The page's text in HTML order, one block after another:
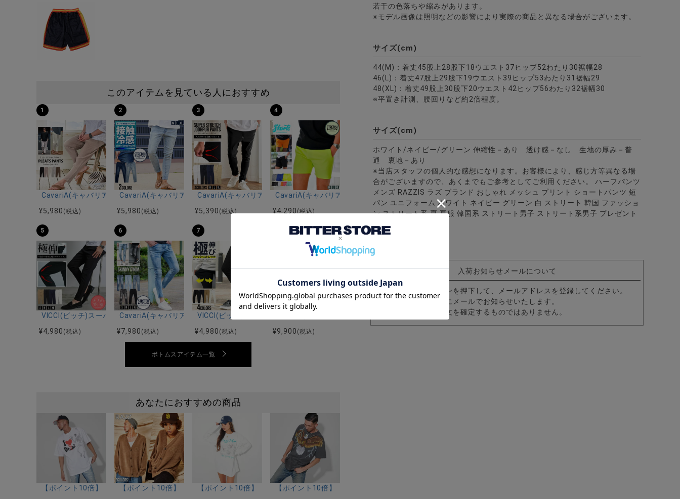
このアイテムを見ている人におすすめ
1
CavariA(キャバリア)プリーツ加工イージーロングパンツ/全5色
¥5,980 (税込)
2
CavariA(キャバリア)接触冷感5ポケットストレッチデニムパンツ/全2色
¥5,980 (税込)
3
CavariA(キャバリア)ストレッチジョッパーパンツ/全4色
¥5,390 (税込)
4
CavariA(キャバリア)ストレッチポリダンボールショーツ/全9色
¥4,290 (税込)
5
VICCI(ビッチ)スーパーストレッチスリムテーパードアンクルパンツ/全4色
¥4,980 (税込)
6
CavariA(キャバリア)ストレッチスキニーアンクルデニムパンツ/全5色
¥7,980 (税込)
7
VICCI(ビッチ)スーパーストレッチスキニーパンツ/全4色
¥4,980 (税込)
CavariA(キャバリア)ストレッチナイロンテーパードパンツ/全4色
¥9,900 (税込)
ボトムスアイテム一覧
あなたにおすすめの商品
【ポイント10倍】【SALE/セール】RAZZIS(ラズ)ILOVE DRUNK TEE/全2色
【ポイント10倍】【SALE/セール】RAZZIS(ラズ)Rロゴ刺繍モヘアタッチカーディガン/全1色
【ポイント10倍】【SALE/セール】RAZZIS(ラズ)バードロゴプリントクルーネック長袖Tシャツ/全2色
【ポイント10倍】【SALE/セール】RAZZIS(ラズ)EAGLE PRINT/全2色
若干の色落ちや縮みがあります。
※モデル画像は照明などの影響により実際の商品と異なる場合がございます。
サイズ(cm)
44(M)：着丈45股上28股下18ウエスト37ヒップ52わたり30裾幅28
46(L)：着丈47股上29股下19ウエスト39ヒップ53わたり31裾幅29
48(XL)：着丈49股上30股下20ウエスト42ヒップ56わたり32裾幅30
※平置き計測、腰回りなど約2倍程度。
サイズ(cm)
ホワイト/ネイビー/グリーン 伸縮性－あり 透け感－なし 生地の厚み－普
通 裏地－あり
※当店スタッフの個人的な感想になります。お客様により、感じ方等異なる場
合がございますので、あくまでもご参考としてご利用ください。 ハーフパンツ
メンズ RAZZIS ラズ ブランド おしゃれ メッシュ プリント ショートパンツ 短
パン ユニフォーム ホワイト ネイビー グリーン 白 ストリート 韓国 ファッショ
ン ストリート系 夏 夏服 韓国系 ストリート男子 ストリート系男子 プレゼント
入荷お知らせメールについて
入荷お知らせボタンを押下して、メールアドレスを登録してください。
商品が入荷した際にメールでお知らせいたします。
商品の入荷やご注文を確定するものではありません。